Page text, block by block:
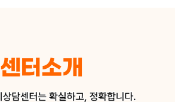
센터소개